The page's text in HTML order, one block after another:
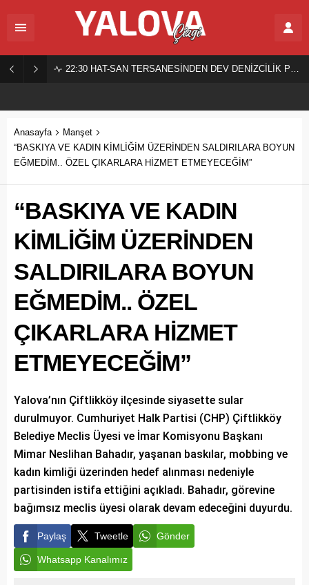
22:30 HAT-SAN TERSANESİNDEN DEV DENİZCİLİK PROJESİ!
Anasayfa
Manşet
“BASKIYA VE KADIN KİMLİĞİM ÜZERİNDEN SALDIRILARA BOYUN
EĞMEDİM.. ÖZEL ÇIKARLARA HİZMET ETMEYECEĞİM”
“BASKIYA VE KADIN
KİMLİĞİM ÜZERİNDEN
SALDIRILARA BOYUN
EĞMEDİM.. ÖZEL
ÇIKARLARA HİZMET
ETMEYECEĞİM”
Yalova’nın Çiftlikköy ilçesinde siyasette sular
durulmuyor. Cumhuriyet Halk Partisi (CHP) Çiftlikköy
Belediye Meclis Üyesi ve İmar Komisyonu Başkanı
Mimar Neslihan Bahadır, yaşanan baskılar, mobbing ve
kadın kimliği üzerinden hedef alınması nedeniyle
partisinden istifa ettiğini açıkladı. Bahadır, görevine
bağımsız meclis üyesi olarak devam edeceğini duyurdu.
Paylaş Tweetle Gönder
Whatsapp Kanalımız